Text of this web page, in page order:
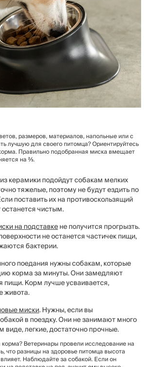
размеров, материалов, напольные или с
лучшую для своего питомца? Ориентируйтесь
Правильно подобранная миска вмещает
на ⅔.
керамики подойдут собакам мелких
тяжелые, поэтому не будут ездить по
поставить их на противоскользящий
останется чистым.
на подставкене получится прогрызть.
не останется частичек пищи,
бактерии.
поедания нужны собакам, которые
корма за минуты. Они замедляют
пищи. Корм лучше усваивается,
живота.
миски. Нужны, если вы
в поездку. Они не занимают много
виде, легкие, достаточно прочные.
Ветеринары провели исследование на
что разницы на здоровье питомца высота
Наблюдайте за собакой. Если он